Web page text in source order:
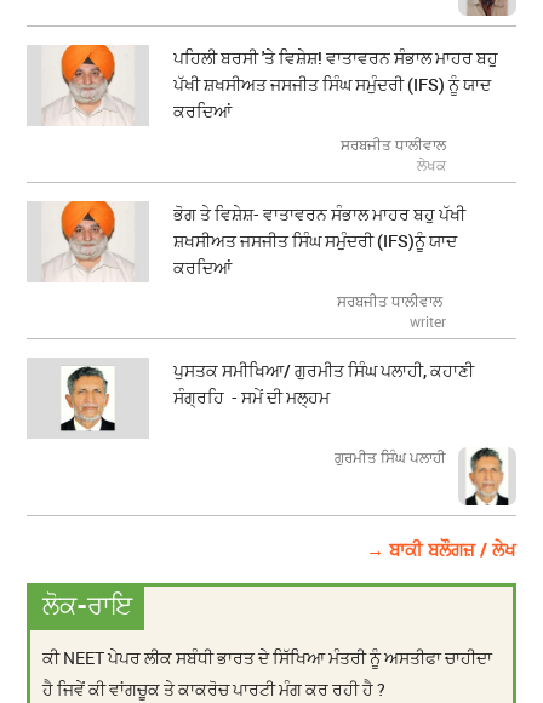
ਪਹਿਲੀ ਬਰਸੀ 'ਤੇ ਵਿਸ਼ੇਸ਼! ਵਾਤਾਵਰਨ ਸੰਭਾਲ ਮਾਹਰ ਬਹੁ
ਪੱਖੀ ਸ਼ਖਸੀਅਤ ਜਸਜੀਤ ਸਿੰਘ ਸਮੁੰਦਰੀ (IFS) ਨੂੰ ਯਾਦ
ਕਰਦਿਆਂ
ਸਰਬਜੀਤ ਧਾਲੀਵਾਲ
ਲੇਖਕ
ਭੋਗ ਤੇ ਵਿਸ਼ੇਸ਼- ਵਾਤਾਵਰਨ ਸੰਭਾਲ ਮਾਹਰ ਬਹੁ ਪੱਖੀ
ਸ਼ਖਸੀਅਤ ਜਸਜੀਤ ਸਿੰਘ ਸਮੁੰਦਰੀ (IFS)ਨੂੰ ਯਾਦ
ਕਰਦਿਆਂ
ਸਰਬਜੀਤ ਧਾਲੀਵਾਲ
writer
ਪੁਸਤਕ ਸਮੀਖਿਆ/ ਗੁਰਮੀਤ ਸਿੰਘ ਪਲਾਹੀ, ਕਹਾਣੀ
ਸੰਗ੍ਰਹਿ - ਸਮੇਂ ਦੀ ਮਲ੍ਹਮ
ਗੁਰਮੀਤ ਸਿੰਘ ਪਲਾਹੀ
→ ਬਾਕੀ ਬਲੌਗਜ਼ / ਲੇਖ
ਲੋਕ-ਰਾਇ
ਕੀ NEET ਪੇਪਰ ਲੀਕ ਸਬੰਧੀ ਭਾਰਤ ਦੇ ਸਿੱਖਿਆ ਮੰਤਰੀ ਨੂੰ ਅਸਤੀਫਾ ਚਾਹੀਦਾ
ਹੈ ਜਿਵੇਂ ਕੀ ਵਾਂਗਚੂਕ ਤੇ ਕਾਕਰੋਚ ਪਾਰਟੀ ਮੰਗ ਕਰ ਰਹੀ ਹੈ ?